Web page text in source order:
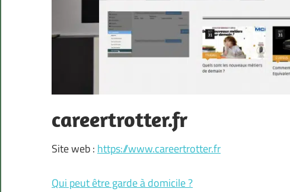
careertrotter.fr
Site web : https://www.careertrotter.fr
Qui peut être garde à domicile ?